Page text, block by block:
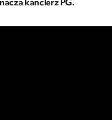
kanclerz PG.